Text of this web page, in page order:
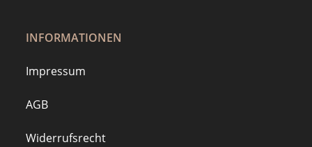
INFORMATIONEN
Impressum
AGB
Widerrufsrecht